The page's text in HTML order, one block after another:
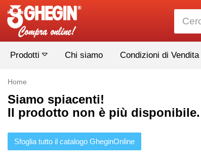
Prodotti Chi siamo Condizioni di Vendita
Home
Siamo spiacenti!
Il prodotto non è più disponibile.
Sfoglia tutto il catalogo GheginOnline